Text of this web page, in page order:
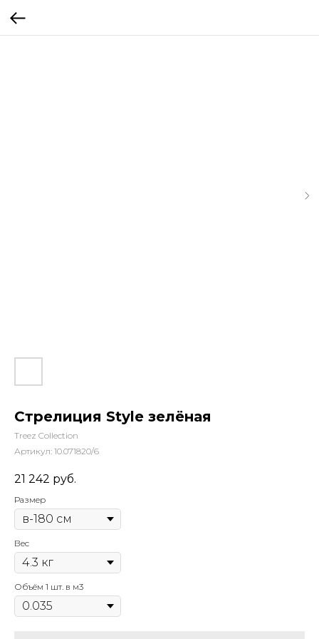
Стрелиция Style зелёная
Treez Collection
Артикул: 10.071820/6
21 242 руб.
Размер
Вес
Объём 1 шт. в м3